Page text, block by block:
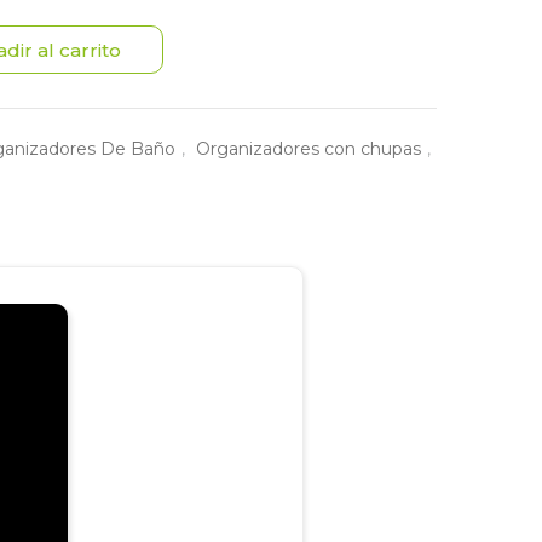
al carrito
De Baño , Organizadores con chupas ,